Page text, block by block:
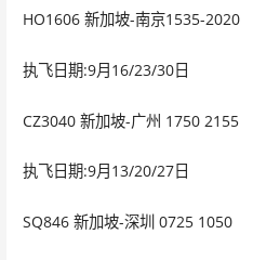
HO1606 新加坡-南京1535-2020
执飞日期:9月16/23/30日
CZ3040 新加坡-广州 1750 2155
执飞日期:9月13/20/27日
SQ846 新加坡-深圳 0725 1050